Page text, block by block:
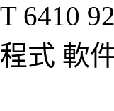
T 6410
程式 軟